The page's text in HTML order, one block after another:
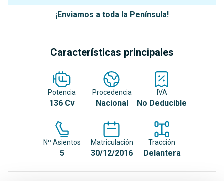
¡Enviamos a toda la Península!
Características principales
Potencia
136 Cv
Procedencia
Nacional
IVA
No Deducible
Nº Asientos
5
Matriculación
30/12/2016
Tracción
Delantera